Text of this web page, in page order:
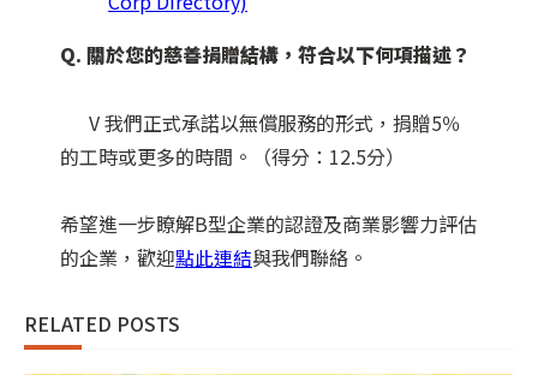
Q. 關於您的慈善捐贈結構，符合以下何項描述？
V 我們正式承諾以無償服務的形式，捐贈5％
的工時或更多的時間。（得分：12.5分）
希望進一步瞭解B型企業的認證及商業影響力評估
的企業，歡迎點此連結與我們聯絡。
RELATED POSTS